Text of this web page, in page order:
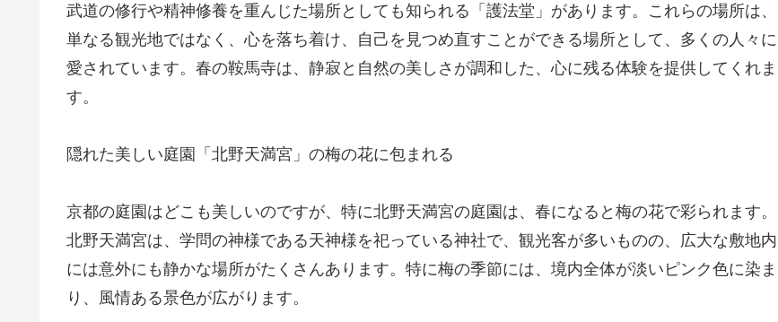
武道の修行や精神修養を重んじた場所としても知られる「護法堂」があります。これらの場所は、
単なる観光地ではなく、心を落ち着け、自己を見つめ直すことができる場所として、多くの人々に
愛されています。春の鞍馬寺は、静寂と自然の美しさが調和した、心に残る体験を提供してくれま
す。
隠れた美しい庭園「北野天満宮」の梅の花に包まれる
京都の庭園はどこも美しいのですが、特に北野天満宮の庭園は、春になると梅の花で彩られます。
北野天満宮は、学問の神様である天神様を祀っている神社で、観光客が多いものの、広大な敷地内
には意外にも静かな場所がたくさんあります。特に梅の季節には、境内全体が淡いピンク色に染ま
り、風情ある景色が広がります。